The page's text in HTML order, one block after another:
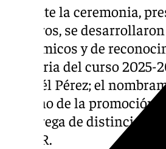
Durante la ceremonia,
Cisneros, se
académicos y de
memoria del curso 2025-
Manuél Pérez; el
padrino de la
la entrega de
FADER.